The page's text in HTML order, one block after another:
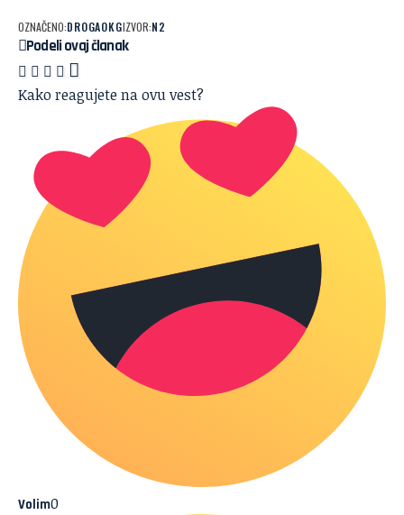
OZNAČENO:DROGAOKGIZVOR:N2
Podeli ovaj članak
Kako reagujete na ovu vest?
Volim0